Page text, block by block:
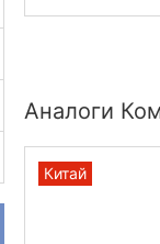
Аналоги
Китай